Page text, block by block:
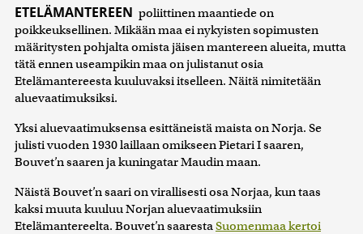
ETELÄMANTEREEN poliittinen maantiede on
poikkeuksellinen. Mikään maa ei nykyisten sopimusten
määritysten pohjalta omista jäisen mantereen alueita, mutta
tätä ennen useampikin maa on julistanut osia
Etelämantereesta kuuluvaksi itselleen. Näitä nimitetään
aluevaatimuksiksi.
Yksi aluevaatimuksensa esittäneistä maista on Norja. Se
julisti vuoden 1930 laillaan omikseen Pietari I saaren,
Bouvet’n saaren ja kuningatar Maudin maan.
Näistä Bouvet’n saari on virallisesti osa Norjaa, kun taas
kaksi muuta kuuluu Norjan aluevaatimuksiin
Etelämantereelta. Bouvet’n saarestaSuomenmaa kertoi